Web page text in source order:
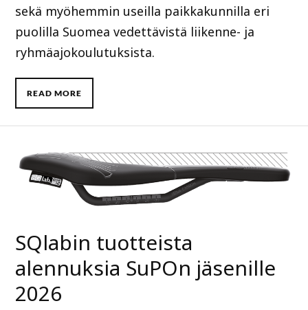
sekä myöhemmin useilla paikkakunnilla eri
puolilla Suomea vedettävistä liikenne- ja
ryhmäajokoulutuksista.
READ MORE
SQlabin tuotteista
alennuksia SuPOn jäsenille
2026